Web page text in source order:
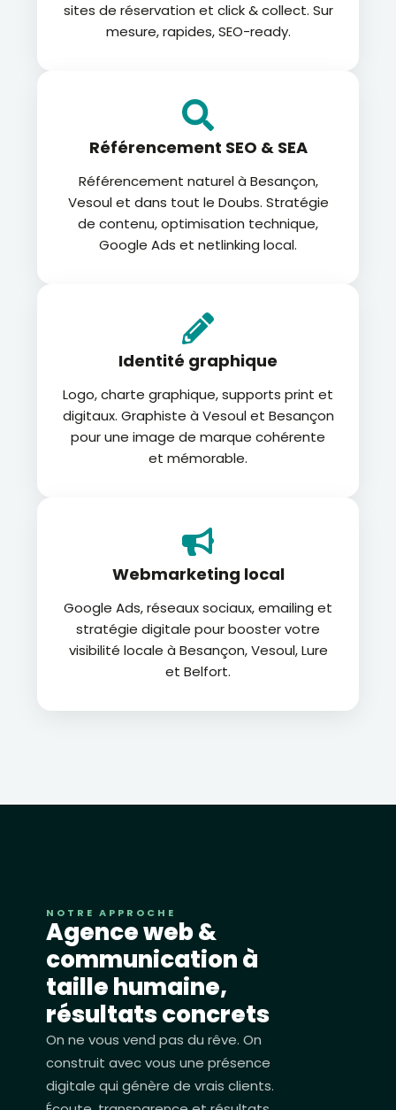
sites de réservation et click & collect. Sur
mesure, rapides, SEO-ready.
Référencement SEO & SEA
Référencement naturel à Besançon,
Vesoul et dans tout le Doubs. Stratégie
de contenu, optimisation technique,
Google Ads et netlinking local.
Identité graphique
Logo, charte graphique, supports print et
digitaux. Graphiste à Vesoul et Besançon
pour une image de marque cohérente
et mémorable.
Webmarketing local
Google Ads, réseaux sociaux, emailing et
stratégie digitale pour booster votre
visibilité locale à Besançon, Vesoul, Lure
et Belfort.
NOTRE APPROCHE
Agence web &
communication à
taille humaine,
résultats concrets
On ne vous vend pas du rêve. On
construit avec vous une présence
digitale qui génère de vrais clients.